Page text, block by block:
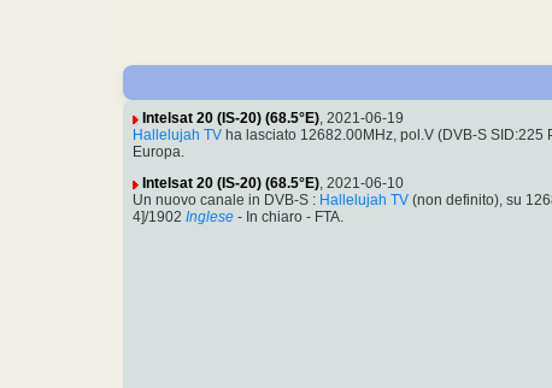
Intelsat 20 (IS-20) (68.5°E), 2021-06-19
Hallelujah TV ha lasciato 12682.00MHz, pol.V (DVB-S SID:225
Europa.
Intelsat 20 (IS-20) (68.5°E), 2021-06-10
Un nuovo canale in DVB-S : Hallelujah TV (non definito), su
4]/1902 Inglese - In chiaro - FTA.